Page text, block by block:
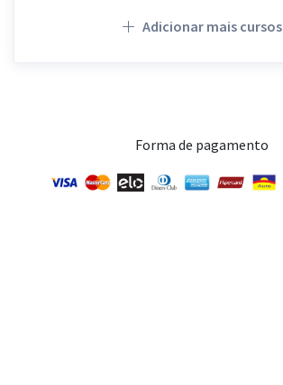
Adicionar mais cursos
Forma de pagamento